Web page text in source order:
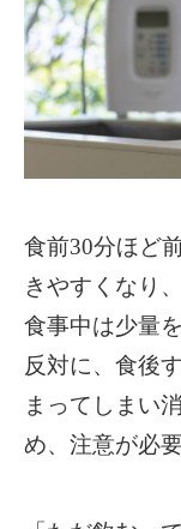
食前30分ほど
きやすくなり
食事中は少量
反対に、食後
まってしまい
め、注意が必要